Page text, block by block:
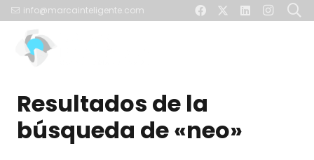
info@marcainteligente.com
Resultados de la
búsqueda de «neo»